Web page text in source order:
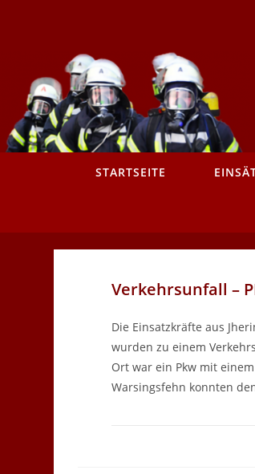
STARTSEITE
Verkehrsunfall –
Die Einsatzkräfte aus
wurden zu einem
Ort war ein Pkw mit
Warsingsfehn konnten